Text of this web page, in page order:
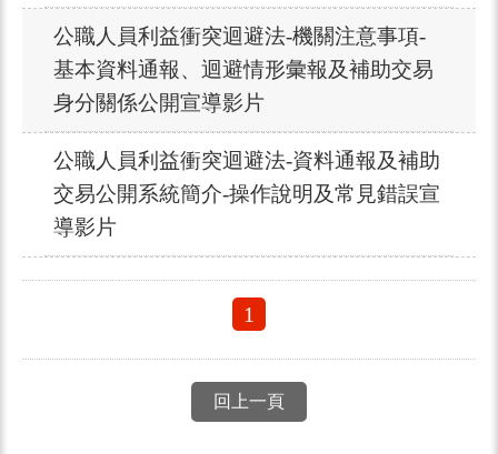
公職人員利益衝突迴避法-機關注意事項-
基本資料通報、迴避情形彙報及補助交易
身分關係公開宣導影片
公職人員利益衝突迴避法-資料通報及補助
交易公開系統簡介-操作說明及常見錯誤宣
導影片
1
回上一頁